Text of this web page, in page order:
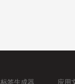
标签生成器 应用